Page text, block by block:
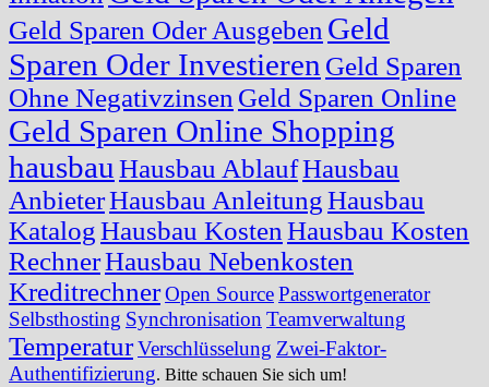
Geld Sparen Oder Ausgeben Geld
Sparen Oder Investieren Geld Sparen
Ohne Negativzinsen Geld Sparen Online
Geld Sparen Online Shopping
hausbau Hausbau AblaufHausbau
AnbieterHausbau AnleitungHausbau
KatalogHausbau Kosten Hausbau Kosten
RechnerHausbau Nebenkosten
KreditrechnerOpen SourcePasswortgenerator
Selbsthosting Synchronisation Teamverwaltung
TemperaturVerschlüsselung Zwei-Faktor-
Authentifizierung. Bitte schauen Sie sich um!